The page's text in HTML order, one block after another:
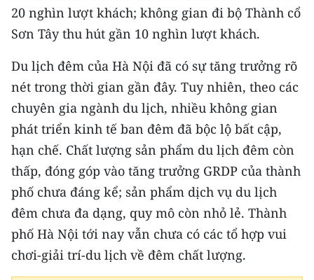
Media Thể thao
Media Giáo dục
Media Y tế
Media Khoa học - Công nghệ
Media Môi trường
Ảnh
Infographic
TIN MỚI
20 nghìn lượt khách; không gian đi bộ Thành cổ
Sơn Tây thu hút gần 10 nghìn lượt khách.
Du lịch đêm của Hà Nội đã có sự tăng trưởng rõ
nét trong thời gian gần đây. Tuy nhiên, theo các
chuyên gia ngành du lịch, nhiều không gian
phát triển kinh tế ban đêm đã bộc lộ bất cập,
hạn chế. Chất lượng sản phẩm du lịch đêm còn
thấp, đóng góp vào tăng trưởng GRDP của thành
phố chưa đáng kể; sản phẩm dịch vụ du lịch
đêm chưa đa dạng, quy mô còn nhỏ lẻ. Thành
phố Hà Nội tới nay vẫn chưa có các tổ hợp vui
chơi-giải trí-du lịch về đêm chất lượng.